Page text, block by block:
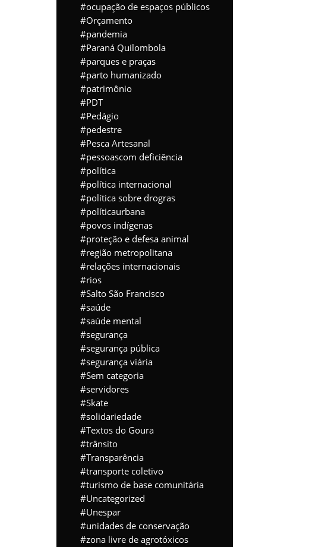
ocupação de espaços públicos
Orçamento
pandemia
Paraná Quilombola
parques e praças
parto humanizado
patrimônio
PDT
Pedágio
pedestre
Pesca Artesanal
pessoascom deficiência
política
política internacional
política sobre drogras
políticaurbana
povos indígenas
proteção e defesa animal
região metropolitana
relações internacionais
rios
Salto São Francisco
saúde
saúde mental
segurança
segurança pública
segurança viária
Sem categoria
servidores
Skate
solidariedade
Textos do Goura
trânsito
Transparência
transporte coletivo
turismo de base comunitária
Uncategorized
Unespar
unidades de conservação
zona livre de agrotóxicos